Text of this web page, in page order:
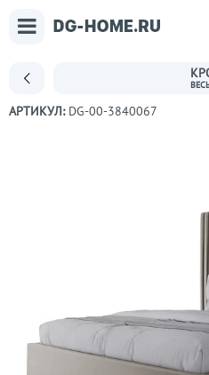
АРТИКУЛ: DG-00-3840067